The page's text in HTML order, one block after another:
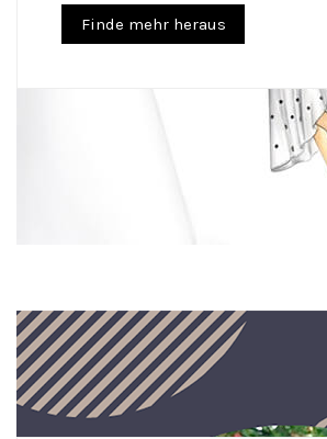
Finde mehr heraus